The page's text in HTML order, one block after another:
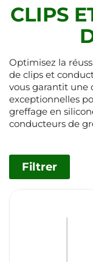
CLIPS
Optimisez la
de clips et
vous garantit une
exceptionnelles
greffage en
conducteurs de
Filtrer